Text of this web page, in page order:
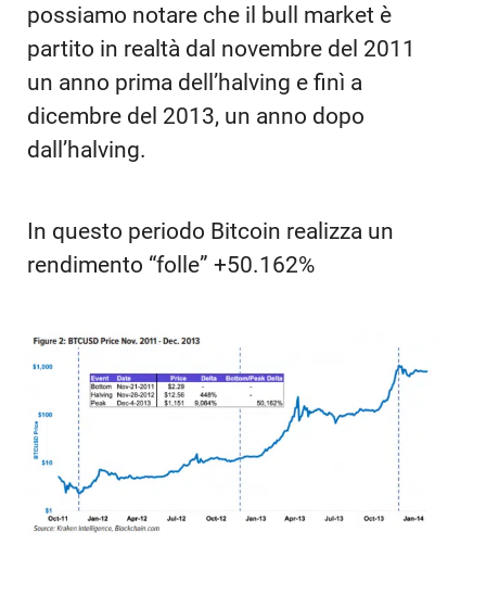
possiamo notare che il bull market è
partito in realtà dal novembre del 2011
un anno prima dell’halving e finì a
dicembre del 2013, un anno dopo
dall’halving.
In questo periodo Bitcoin realizza un
rendimento “folle” +50.162%